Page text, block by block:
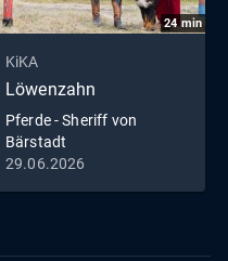
24 min
KiKA
Löwenzahn
Pferde - Sheriff von
Bärstadt
29.06.2026